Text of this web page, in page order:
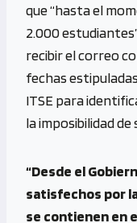
que “hasta el
2.000
recibir el correo
fechas
ITSE para
la imposibilidad
“Desde el
satisfechos por
se contienen en